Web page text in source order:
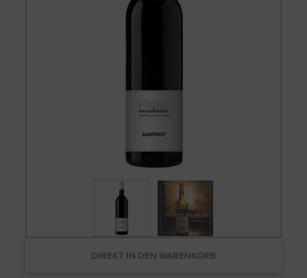
DIREKT IN DEN WARENKORB